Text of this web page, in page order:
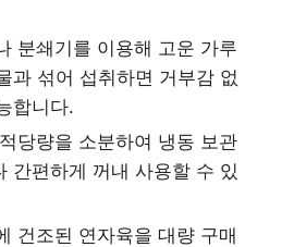
분쇄기를 이용해 고운 가루
과 섞어 섭취하면 거부감 없
합니다.
당량을 소분하여 냉동 보관
간편하게 꺼내 사용할 수 있
건조된 연자육을 대량 구매